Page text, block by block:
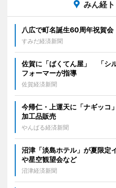
みん経
八広で町名誕生60周年祝賀
すみだ経済新聞
佐賀に「ばくてん屋」 「シ
フォーマーが指導
佐賀経済新聞
今帰仁・上運天に「ナギッ
加工品販売
やんばる経済新聞
沼津「淡島ホテル」が夏限
や星空観望会など
沼津経済新聞